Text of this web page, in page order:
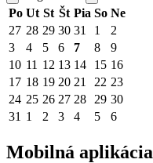
Po Ut St Št Pia So Ne
27 28 29 30 31 1
2
3
4 5 6 7 8
9
10 11 12 13 14 15 16
17 18 19 20 21 22 23
24 25 26 27 28 29 30
31 1 2 3 4 5 6
Mobilná aplikácia